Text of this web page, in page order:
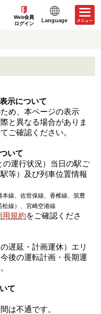
Web会員
ログイン
Language
示について
め、本ページの表示
と異なる場合がありま
ご確認ください。
いて
の運行状況）当日の駅ご
等）及び列車位置情報
線、佐世保線、香椎線、筑豊
線）、宮崎空港線
用規約をご確認くださ
の遅延・計画運休）エリ
後の運転計画・長期運
て
は不通です。